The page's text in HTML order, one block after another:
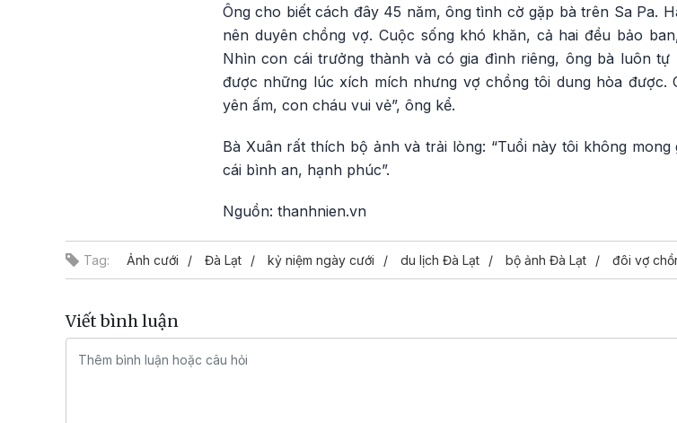
Ông cho biết cách đây 45 năm, ông tình cờ gặp bà trên Sa Pa.
nên duyên chồng vợ. Cuộc sống khó khăn, cả hai đều bảo
Nhìn con cái trưởng thành và có gia đình riêng, ông bà luôn tự
được những lúc xích mích nhưng vợ chồng tôi dung hòa được.
yên ấm, con cháu vui vẻ”, ông kể.
Bà Xuân rất thích bộ ảnh và trải lòng: “Tuổi này tôi không
cái bình an, hạnh phúc”.
Nguồn: thanhnien.vn
Tag: Ảnh cưới Đà Lạt kỷ niệm ngày cưới du lịch Đà Lạt bộ ảnh Đà Lạt đôi vợ
Viết bình luận